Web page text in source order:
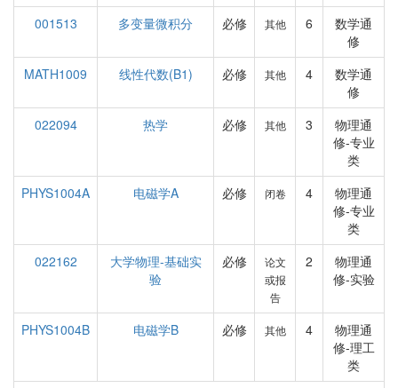
001513
多变量微积分 必修 其他 6
数学通
修
MATH1009
线性代数(B1) 必修 其他 4
数学通
修
022094
热学 必修 其他 3
物理通
修-专业
类
PHYS1004A
电磁学A 必修 闭卷 4
物理通
修-专业
类
022162
大学物理-基础实
验
必修
论文
或报
告
2
物理通
修-实验
PHYS1004B 电磁学B 必修 其他 4
物理通
修-理工
类